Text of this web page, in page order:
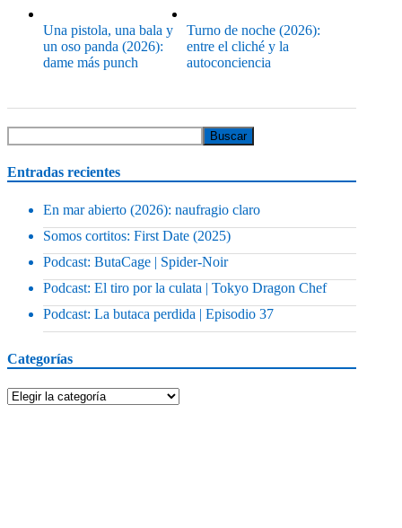
Una pistola, una bala y
un oso panda (2026):
dame más punch
Turno de noche (2026):
entre el cliché y la
autoconciencia
Entradas recientes
En mar abierto (2026): naufragio claro
Somos cortitos: First Date (2025)
Podcast: ButaCage | Spider-Noir
Podcast: El tiro por la culata | Tokyo Dragon Chef
Podcast: La butaca perdida | Episodio 37
Categorías
Categorías